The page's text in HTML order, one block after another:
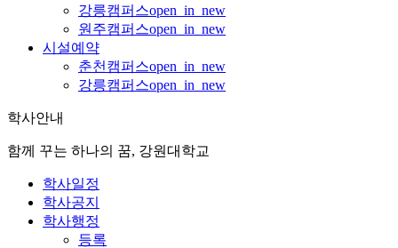
강릉캠퍼스open_in_new
원주캠퍼스open_in_new
시설예약
춘천캠퍼스open_in_new
강릉캠퍼스open_in_new
학사안내
함께 꾸는 하나의 꿈, 강원대학교
학사일정
학사공지
학사행정
등록